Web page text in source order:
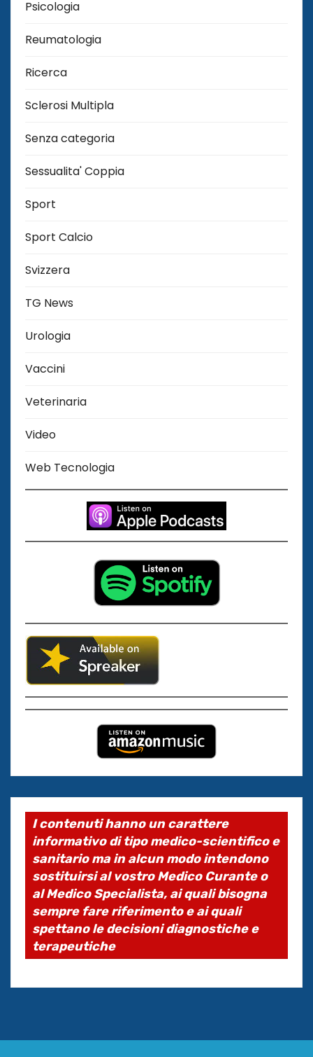
Psicologia
Reumatologia
Ricerca
Sclerosi Multipla
Senza categoria
Sessualita' Coppia
Sport
Sport Calcio
Svizzera
TG News
Urologia
Vaccini
Veterinaria
Video
Web Tecnologia
I contenuti hanno un carattere
informativo di tipo medico-scientifico e
sanitario ma in alcun modo intendono
sostituirsi al vostro Medico Curante o
al Medico Specialista, ai quali bisogna
sempre fare riferimento e ai quali
spettano le decisioni diagnostiche e
terapeutiche